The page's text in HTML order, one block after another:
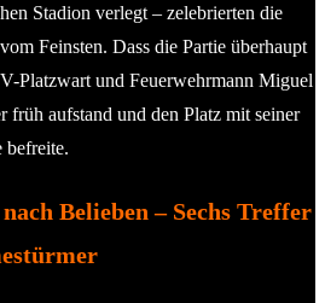
Stadion verlegt – zelebrierten die
Feinsten. Dass die Partie überhaupt
Platzwart und Feuerwehrmann Miguel
früh aufstand und den Platz mit seiner
befreite.
Belieben – Sechs Treffer